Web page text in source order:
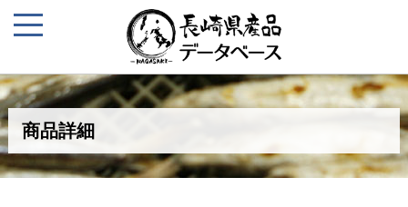
商品詳細